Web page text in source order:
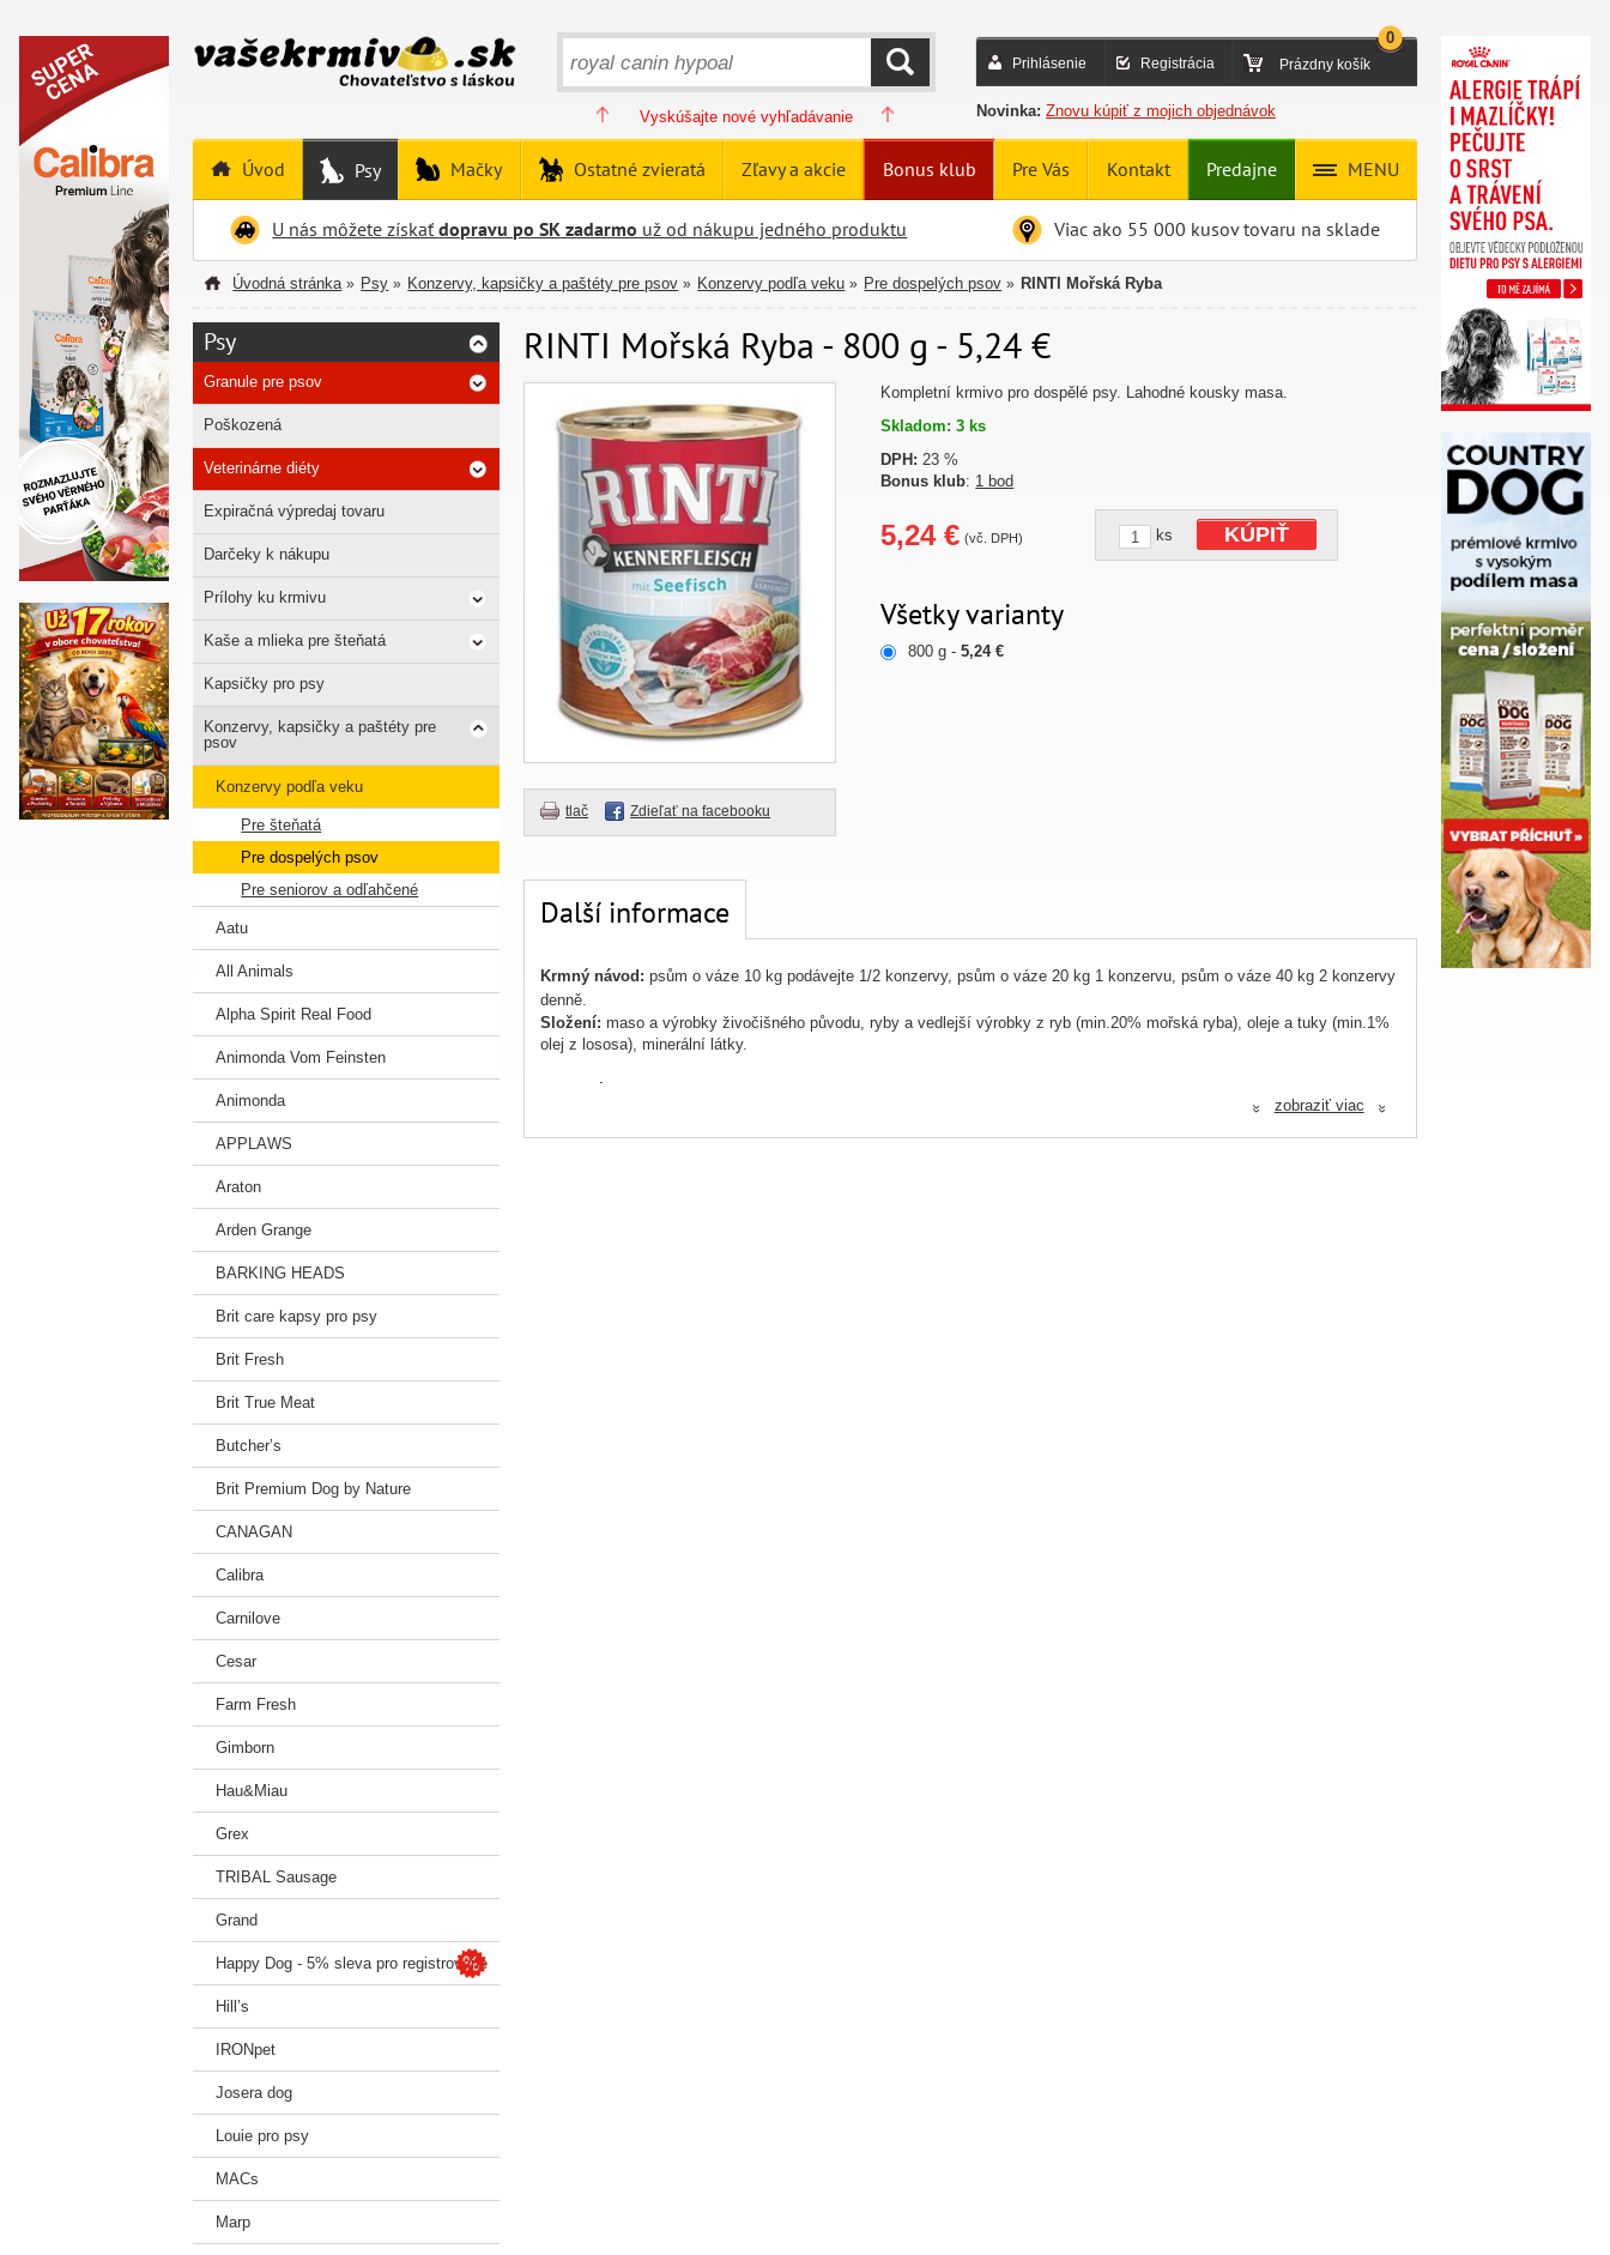
Prihlásenie Registrácia Prázdny košík
0
Novinka: Znovu kúpiť z mojich objednávok
HĽADAŤ
Vyskúšajte nové vyhľadávanie
Úvod Psy Mačky Ostatné zvieratá Zľavy a akcie Bonus klub Pre Vás Kontakt Predajne MENU
U nás môžete získaťdopravu po SK zadarmo už od nákupu jedného produktu Viac ako 55 000 kusov tovaru na sklade
Úvodná stránka » Psy » Konzervy, kapsičky a paštéty pre psov » Konzervy podľa veku » Pre dospelých psov » RINTI Mořská Ryba
RINTI Mořská Ryba - 800 g - 5,24 €
tlač Zdieľať na facebooku
Kompletní krmivo pro dospělé psy. Lahodné kousky masa.
Skladom: 3 ks
DPH: 23 %
Bonus klub: 1 bod
5,24 € (vč. DPH) ks KÚPIŤ
Všetky varianty
800 g -5,24 €
Další informace
Krmný návod: psům o váze 10 kg podávejte 1/2 konzervy, psům o váze 20 kg 1 konzervu, psům o váze 40 kg 2 konzervy
denně.
Složení: maso a výrobky živočišného původu, ryby a vedlejší výrobky z ryb (min.20% mořská ryba), oleje a tuky (min.1%
olej z lososa), minerální látky.
« zobraziť viac «
Psy
Granule pre psov
Poškozená
Veterinárne diéty
Expiračná výpredaj tovaru
Darčeky k nákupu
Prílohy ku krmivu
Kaše a mlieka pre šteňatá
Kapsičky pro psy
Konzervy, kapsičky a paštéty pre
psov
Konzervy podľa veku
Pre šteňatá
Pre dospelých psov
Pre seniorov a odľahčené
Aatu
All Animals
Alpha Spirit Real Food
Animonda Vom Feinsten
Animonda
APPLAWS
Araton
Arden Grange
BARKING HEADS
Brit care kapsy pro psy
Brit Fresh
Brit True Meat
Butcher’s
Brit Premium Dog by Nature
CANAGAN
Calibra
Carnilove
Cesar
Farm Fresh
Gimborn
Hau&Miau
Grex
TRIBAL Sausage
Grand
Happy Dog - 5% sleva pro registrované
Hill’s
IRONpet
Josera dog
Louie pro psy
MACs
Marp